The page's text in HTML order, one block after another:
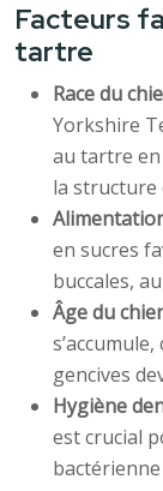
Facteurs
tartre
Race du
Yorkshire
au tartre
la structure
en sucres
buccales,
Âge du
gencives
Hygiène
est crucial